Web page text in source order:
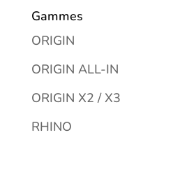
Gammes
ORIGIN
ORIGIN ALL-IN
ORIGIN X2 / X3
RHINO